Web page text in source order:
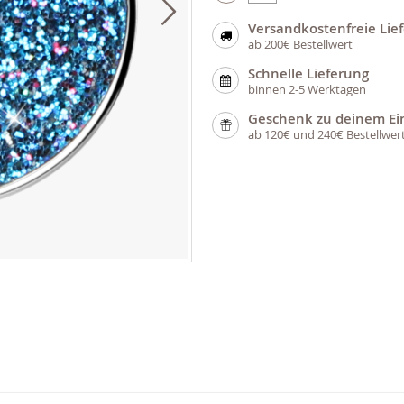
Versandkostenfreie
ab 200€ Bestellwert
Schnelle Lieferung
binnen 2-5 Werktagen
Geschenk zu deinem
ab 120€ und 240€